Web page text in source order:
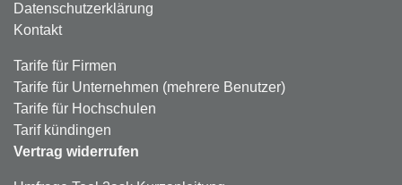
Datenschutzerklärung
Kontakt
Tarife für Firmen
Tarife für Unternehmen (mehrere Benutzer)
Tarife für Hochschulen
Tarif kündingen
Vertrag widerrufen